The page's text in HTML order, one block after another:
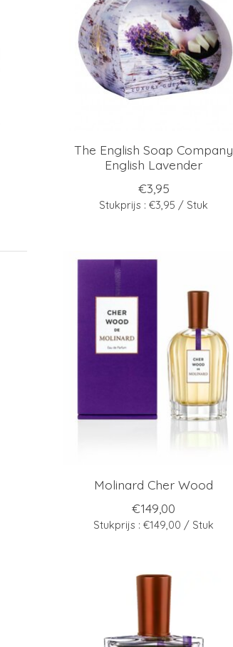
The English Soap Company
English Lavender
€3,95
Stukprijs : €3,95 / Stuk
Molinard Cher Wood
€149,00
Stukprijs : €149,00 / Stuk